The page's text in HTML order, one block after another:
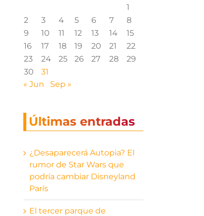
1
2
3 4 5 6 7
8
9
10 11 12 13 14
15
16
17 18 19 20 21
22
23
24 25 26 27 28
29
30
31
« Jun
Sep »
Últimas entradas
¿Desaparecerá Autopia? El
rumor de Star Wars que
podría cambiar Disneyland
París
El tercer parque de